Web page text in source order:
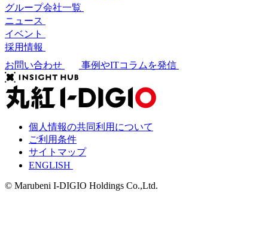
グループ会社一覧
ニュース
イベント
採用情報
お問い合わせ
事例やITコラムを発信
個人情報の共同利用について
ご利用条件
サイトマップ
ENGLISH
© Marubeni I-DIGIO Holdings Co.,Ltd.